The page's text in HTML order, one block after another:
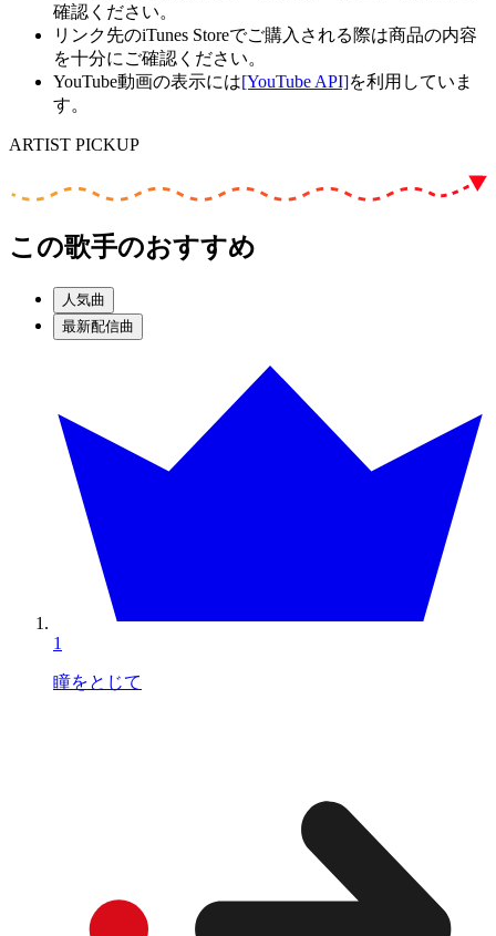
確認ください。
リンク先のiTunes Storeでご購入される際は商品の内容
を十分にご確認ください。
YouTube動画の表示には[YouTube API]を利用していま
す。
ARTIST PICKUP
この歌手のおすすめ
人気曲
最新配信曲
1
瞳をとじて